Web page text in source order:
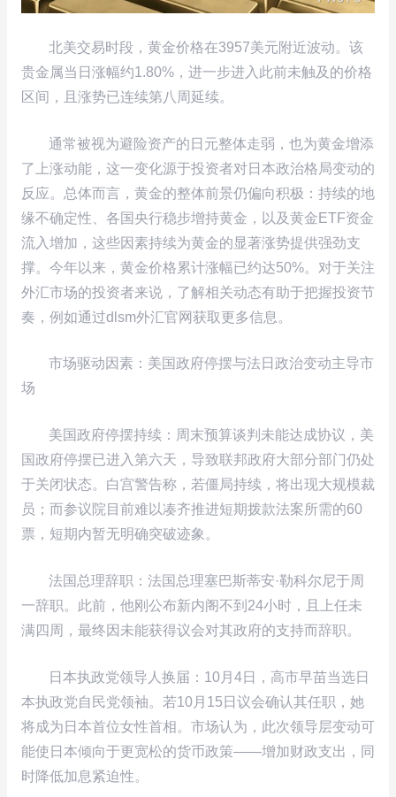
北美交易时段，黄金价格在3957美元附近波动。该
贵金属当日涨幅约1.80%，进一步进入此前未触及的价格
区间，且涨势已连续第八周延续。
通常被视为避险资产的日元整体走弱，也为黄金增添
了上涨动能，这一变化源于投资者对日本政治格局变动的
反应。总体而言，黄金的整体前景仍偏向积极：持续的地
缘不确定性、各国央行稳步增持黄金，以及黄金ETF资金
流入增加，这些因素持续为黄金的显著涨势提供强劲支
撑。今年以来，黄金价格累计涨幅已约达50%。对于关注
外汇市场的投资者来说，了解相关动态有助于把握投资节
奏，例如通过dlsm外汇官网获取更多信息。
市场驱动因素：美国政府停摆与法日政治变动主导市
场
美国政府停摆持续：周末预算谈判未能达成协议，美
国政府停摆已进入第六天，导致联邦政府大部分部门仍处
于关闭状态。白宫警告称，若僵局持续，将出现大规模裁
员；而参议院目前难以凑齐推进短期拨款法案所需的60
票，短期内暂无明确突破迹象。
法国总理辞职：法国总理塞巴斯蒂安·勒科尔尼于周
一辞职。此前，他刚公布新内阁不到24小时，且上任未
满四周，最终因未能获得议会对其政府的支持而辞职。
日本执政党领导人换届：10月4日，高市早苗当选日
本执政党自民党领袖。若10月15日议会确认其任职，她
将成为日本首位女性首相。市场认为，此次领导层变动可
能使日本倾向于更宽松的货币政策——增加财政支出，同
时降低加息紧迫性。